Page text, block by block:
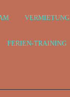
VERMIETUNG
FERIEN-TRAINING